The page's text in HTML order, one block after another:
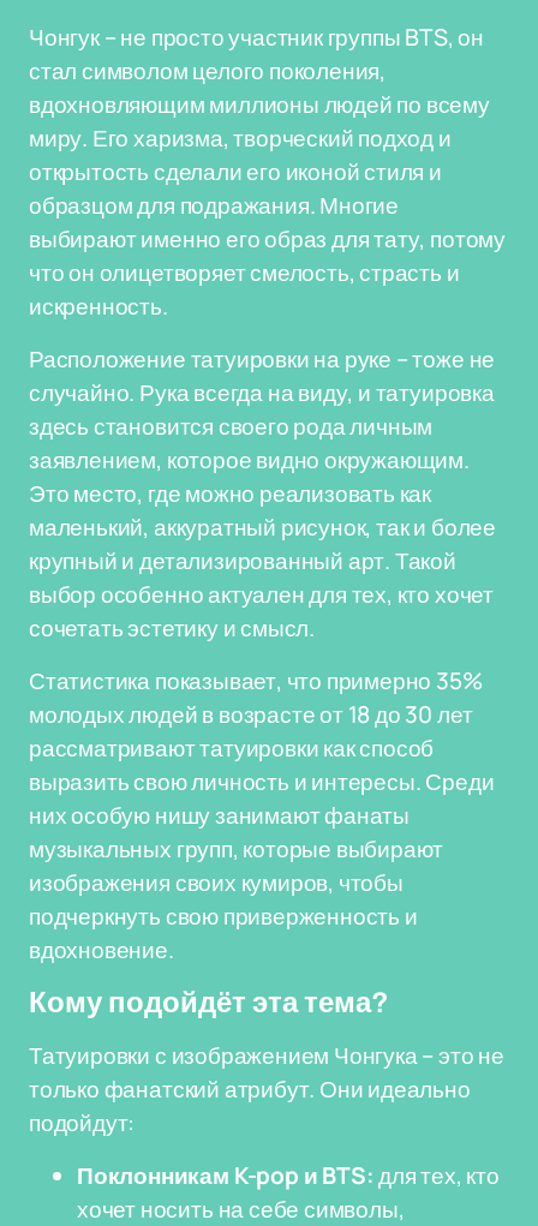
Чонгук – не просто участник группы BTS, он
стал символом целого поколения,
вдохновляющим миллионы людей по всему
миру. Его харизма, творческий подход и
открытость сделали его иконой стиля и
образцом для подражания. Многие
выбирают именно его образ для тату, потому
что он олицетворяет смелость, страсть и
искренность.
Расположение татуировки на руке – тоже не
случайно. Рука всегда на виду, и татуировка
здесь становится своего рода личным
заявлением, которое видно окружающим.
Это место, где можно реализовать как
маленький, аккуратный рисунок, так и более
крупный и детализированный арт. Такой
выбор особенно актуален для тех, кто хочет
сочетать эстетику и смысл.
Статистика показывает, что примерно 35%
молодых людей в возрасте от 18 до 30 лет
рассматривают татуировки как способ
выразить свою личность и интересы. Среди
них особую нишу занимают фанаты
музыкальных групп, которые выбирают
изображения своих кумиров, чтобы
подчеркнуть свою приверженность и
вдохновение.
Кому подойдёт эта тема?
Татуировки с изображением Чонгука – это не
только фанатский атрибут. Они идеально
подойдут:
Поклонникам K-pop и BTS:для тех, кто
хочет носить на себе символы,